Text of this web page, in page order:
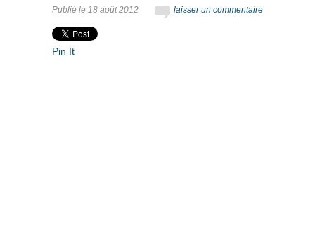
laisser un commentaire
Publié le 18 août 2012
Pin It